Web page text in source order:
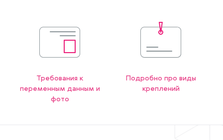
Требования к
переменным данным и
фото
Подробно про виды
креплений